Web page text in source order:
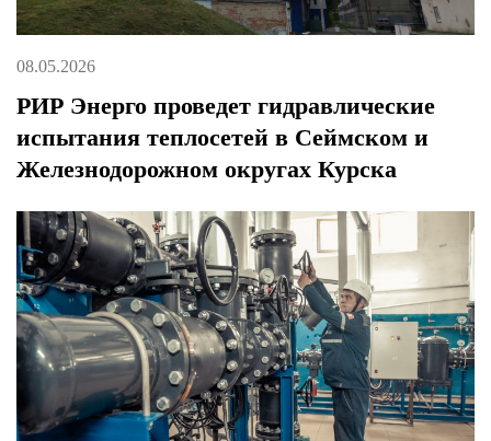
08.05.2026
РИР Энерго проведет гидравлические
испытания теплосетей в Сеймском и
Железнодорожном округах Курска